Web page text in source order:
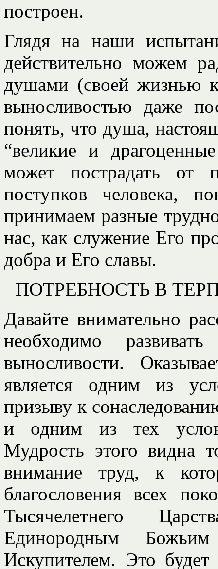
построен.
Глядя на наши
действительно можем
душами (своей жизнью
выносливостью даже
понять, что душа,
“великие и
может пострадать от
поступков человека,
принимаем разные
нас, как служение Его
добра и Его славы.
ПОТРЕБНОСТЬ В
Давайте внимательно
необходимо
выносливости.
является одним из
призыву к
и одним из тех
Мудрость этого видна
внимание труд, к
благословения всех
Тысячелетнего
Единородным
Искупителем. Это